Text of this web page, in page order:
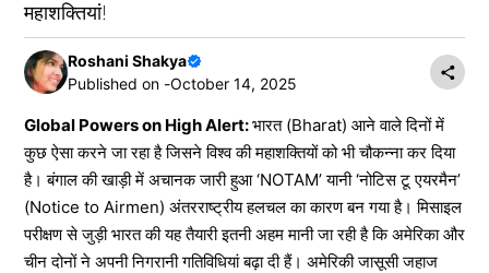
महाशक्तियां!
Roshani Shakya
Published on -October 14, 2025
Global Powers on High Alert:भारत (Bharat) आने वाले दिनों में
कुछ ऐसा करने जा रहा है जिसने विश्व की महाशक्तियों को भी चौकन्ना कर दिया
है। बंगाल की खाड़ी में अचानक जारी हुआ ‘NOTAM’ यानी ‘नोटिस टू एयरमैन’
(Notice to Airmen) अंतरराष्ट्रीय हलचल का कारण बन गया है। मिसाइल
परीक्षण से जुड़ी भारत की यह तैयारी इतनी अहम मानी जा रही है कि अमेरिका और
चीन दोनों ने अपनी निगरानी गतिविधियां बढ़ा दी हैं। अमेरिकी जासूसी जहाज